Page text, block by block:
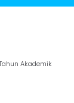
Akademik